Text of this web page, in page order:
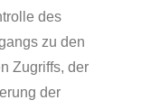
des
zu den
Zugriffs, der
der